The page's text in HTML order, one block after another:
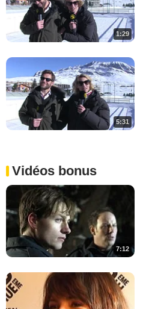
1:29
5:31
Vidéos bonus
7:12